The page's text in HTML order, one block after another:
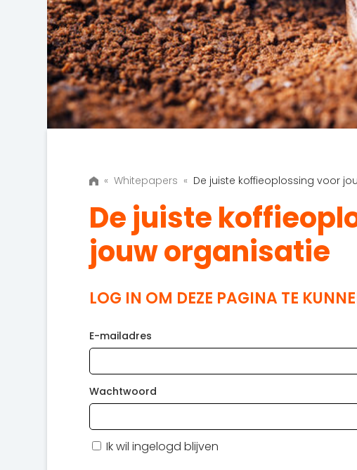
«Whitepapers « De juiste koffieoplossing voor
De juiste
jouw organisatie
LOG IN OM DEZE PAGINA TE
E-mailadres
Wachtwoord
Ik wil ingelogd blijven